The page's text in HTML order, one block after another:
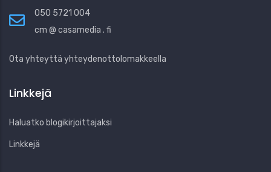
050 5721 004
cm @ casamedia . fi
Ota yhteyttä yhteydenottolomakkeella
Linkkejä
Haluatko blogikirjoittajaksi
Linkkejä